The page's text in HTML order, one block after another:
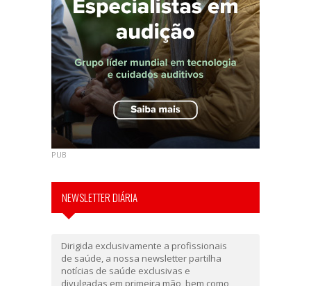
PUB
NEWSLETTER DIÁRIA
Dirigida exclusivamente a profissionais
de saúde, a nossa newsletter partilha
notícias de saúde exclusivas e
divulgadas em primeira mão, bem como